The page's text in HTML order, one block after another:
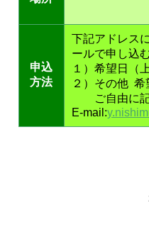
申込
方法
下記アドレス
ールで申し込
１）希望日（
２）その他 希
ご自由に記
E-mail: